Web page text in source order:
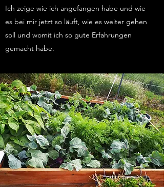
Ich zeige wie ich angefangen habe und wie
es bei mir jetzt so läuft, wie es weiter gehen
soll und womit ich so gute Erfahrungen
gemacht habe.